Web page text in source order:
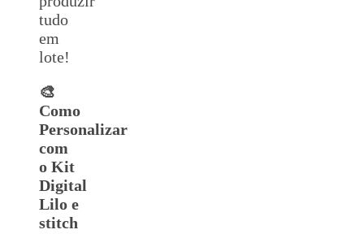
tudo
em
lote!
🎨
Como
Personalizar
com
o Kit
Digital
Lilo e
stitch